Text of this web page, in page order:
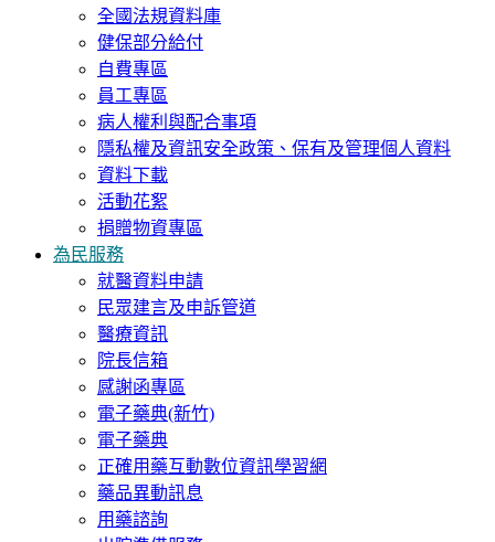
全國法規資料庫
健保部分給付
自費專區
員工專區
病人權利與配合事項
隱私權及資訊安全政策、保有及管理個人資料
資料下載
活動花絮
捐贈物資專區
為民服務
就醫資料申請
民眾建言及申訴管道
醫療資訊
院長信箱
感謝函專區
電子藥典(新竹)
電子藥典
正確用藥互動數位資訊學習網
藥品異動訊息
用藥諮詢